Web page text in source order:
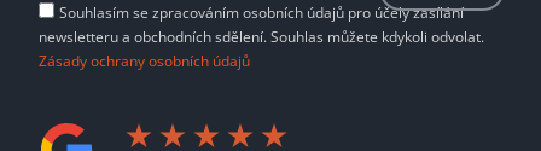
Souhlasím se zpracováním osobních údajů pro účely zasílání
newsletteru a obchodních sdělení. Souhlas můžete kdykoli odvolat.
Zásady ochrany osobních údajů